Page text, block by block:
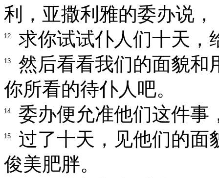
利，亚撒利雅的委办说，
12 求你试试仆人们十天，
13
然后看看我们的面貌和
你所看的待仆人吧。
14 委办便允准他们这件事
15
过了十天，见他们的面
俊美肥胖。